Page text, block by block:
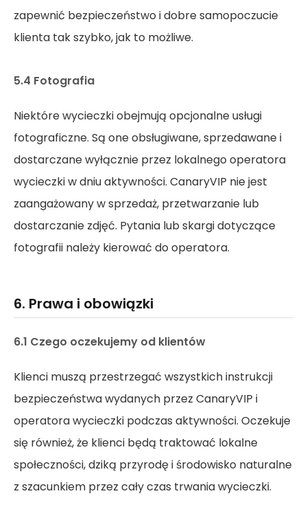
zapewnić bezpieczeństwo i dobre samopoczucie
klienta tak szybko, jak to możliwe.
5.4 Fotografia
Niektóre wycieczki obejmują opcjonalne usługi
fotograficzne. Są one obsługiwane, sprzedawane i
dostarczane wyłącznie przez lokalnego operatora
wycieczki w dniu aktywności. CanaryVIP nie jest
zaangażowany w sprzedaż, przetwarzanie lub
dostarczanie zdjęć. Pytania lub skargi dotyczące
fotografii należy kierować do operatora.
6. Prawa i obowiązki
6.1 Czego oczekujemy od klientów
Klienci muszą przestrzegać wszystkich instrukcji
bezpieczeństwa wydanych przez CanaryVIP i
operatora wycieczki podczas aktywności. Oczekuje
się również, że klienci będą traktować lokalne
społeczności, dziką przyrodę i środowisko naturalne
z szacunkiem przez cały czas trwania wycieczki.